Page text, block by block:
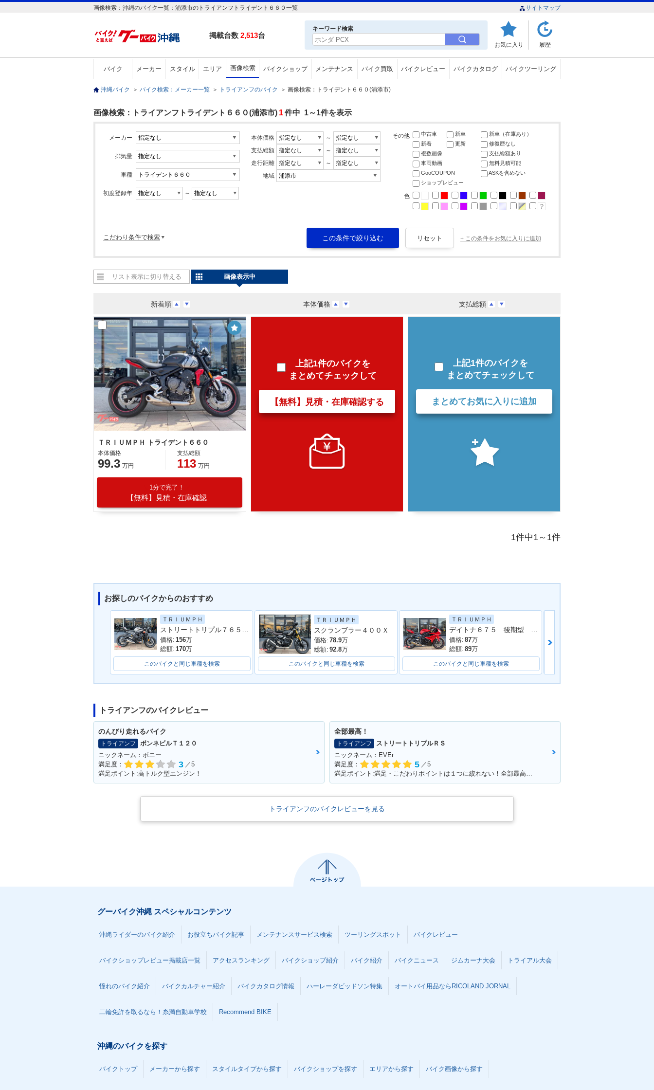
画像検索：沖縄のバイク一覧：浦添市のトライアンフトライデント６６０一覧 サイトマップ
掲載台数 2,513台
キーワード検索
お気に入り 履歴
バイク メーカー スタイル エリア 画像検索 バイクショップ メンテナンス バイク買取 バイクレビュー バイクカタログ バイクツーリング
沖縄バイク ＞ バイク検索：メーカー一覧 ＞ トライアンフのバイク ＞ 画像検索：トライデント６６０(浦添市)
画像検索：トライアンフトライデント６６０(浦添市) 1件中 1～1件を表示
メーカー
排気量
車種
初度登録年 ～
本体価格
～
支払総額
～
走行距離
～
地域
その他 中古車 新車
新車（在庫あり）
新着
更新
修復歴なし
複数画像
支払総額あり
車両動画
無料見積可能
GooCOUPON
ASKを含めない
ショップレビュー
色
こだわり条件で検索 + この条件をお気に入りに追加
新着順 本体価格 支払総額
リスト表示に切り替える 画像表示中
ＴＲＩＵＭＰＨ トライデント６６０
本体価格
99.3 万円
支払総額
113 万円
1分で完了！
【無料】見積・在庫確認
上記1件のバイクを
まとめてチェックして
【無料】見積・在庫確認する
上記1件のバイクを
まとめてチェックして
まとめてお気に入りに追加
1件中1～1件
お探しのバイクからのおすすめ
ＴＲＩＵＭＰＨ
ストリートトリプル７６５ＲＳ
価格: 156万
総額: 170万
このバイクと同じ車種を検索
ＴＲＩＵＭＰＨ
スクランブラー４００Ｘ
価格: 78.9万
総額: 92.8万
このバイクと同じ車種を検索
ＴＲＩＵＭＰＨ
デイトナ６７５ 後期型 ＡＲＲＯＷマフラー フェンダーレス オーリンズＲショック
価格: 87万
総額: 89万
このバイクと同じ車種を検索
トライアンフのバイクレビュー
のんびり走れるバイク
トライアンフ
ボンネビルＴ１２０
ニックネーム：ボニー
満足度：
3 ／5
満足ポイント:高トルク型エンジン！
全部最高！
トライアンフ
ストリートトリプルＲＳ
ニックネーム：EVEr
満足度：
5 ／5
満足ポイント:満足・こだわりポイントは１つに絞れない！全部最高！！
トライアンフのバイクレビューを見る
グーバイク沖縄 スペシャルコンテンツ
沖縄ライダーのバイク紹介 お役立ちバイク記事 メンテナンスサービス検索 ツーリングスポット バイクレビュー
バイクショップレビュー掲載店一覧 アクセスランキング バイクショップ紹介 バイク紹介 バイクニュース ジムカーナ大会 トライアル大会
憧れのバイク紹介 バイクカルチャー紹介 バイクカタログ情報 ハーレーダビッドソン特集 オートバイ用品ならRICOLAND JORNAL
二輪免許を取るなら！糸満自動車学校 Recommend BIKE
沖縄のバイクを探す
バイクトップ メーカーから探す スタイルタイプから探す バイクショップを探す エリアから探す バイク画像から探す